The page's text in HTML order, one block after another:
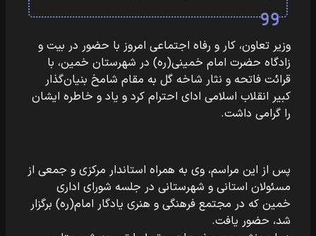
وزیر تعاون، کار و رفاه اجتماعی امروز با حضور در بیت و
زادگاه حضرت امام خمینی(ره) در شهرستان خمین، با
قرائت فاتحه و نثار شاخه گل به مقام شامخ بنیان‌گذار
کبیر انقلاب اسلامی ادای احترام کرد و یاد و خاطره ایشان
را گرامی داشت.
پس از این مراسم، وی به همراه استاندار مرکزی و جمعی از
مسئولان استانی و شهرستانی در جلسه شورای اداری
خمین که در مجتمع فرهنگی و هنری یادگار امام(ره) برگزار
شد، حضور یافت.